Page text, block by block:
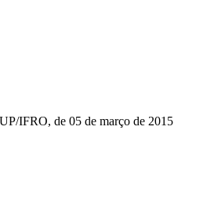
IFRO, de 05 de março de 2015